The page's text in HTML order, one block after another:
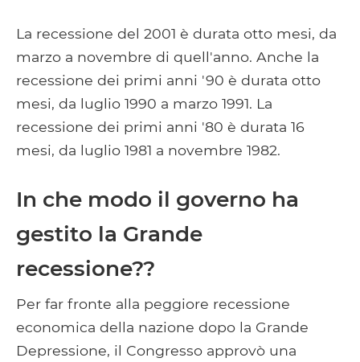
La recessione del 2001 è durata otto mesi, da
marzo a novembre di quell'anno. Anche la
recessione dei primi anni '90 è durata otto
mesi, da luglio 1990 a marzo 1991. La
recessione dei primi anni '80 è durata 16
mesi, da luglio 1981 a novembre 1982.
In che modo il governo ha
gestito la Grande
recessione??
Per far fronte alla peggiore recessione
economica della nazione dopo la Grande
Depressione, il Congresso approvò una